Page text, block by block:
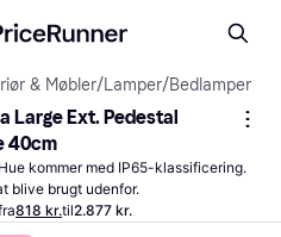
& Møbler/Lamper/Bedlamper
Large Ext. Pedestal
40cm
kommer med IP65-klassificering.
blive brugt udenfor.
818 kr.til2.877 kr.